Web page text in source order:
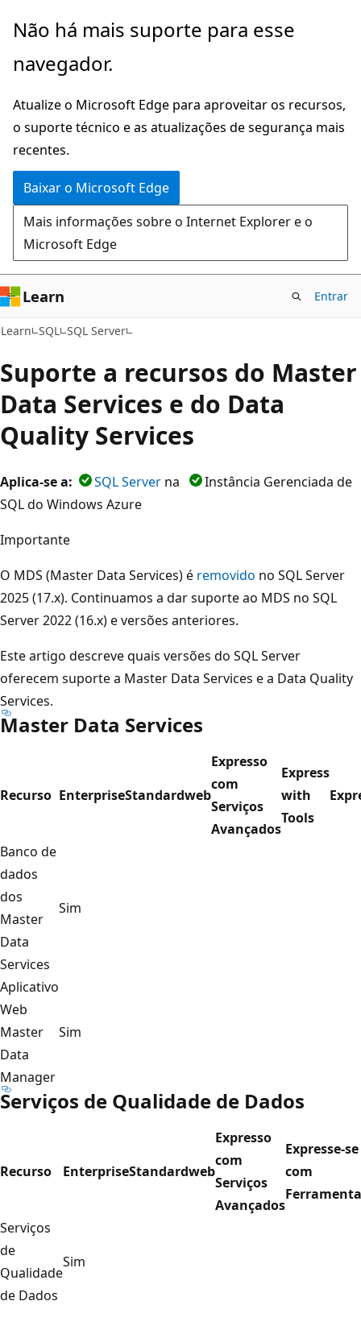
Pular
o
principal
Não há mais suporte para esse
navegador.
Atualize o Microsoft Edge para aproveitar os recursos,
o suporte técnico e as atualizações de segurança mais
recentes.
Baixar o Microsoft Edge
Mais informações sobre o Internet Explorer e o
Microsoft Edge
Learn Entrar
Learn SQL SQL Server
Suporte a recursos do Master
Data Services e do Data
Quality Services
Aplica-se a: SQL Server na
Instância Gerenciada de
SQL do Windows Azure
Importante
O MDS (Master Data Services) é removido no SQL Server
2025 (17.x). Continuamos a dar suporte ao MDS no SQL
Server 2022 (16.x) e versões anteriores.
Este artigo descreve quais versões do SQL Server
oferecem suporte a Master Data Services e a Data Quality
Services.
Master Data Services
Recurso EnterpriseStandardweb
Expresso
com
Serviços
Avançados
Express
with
Tools
Banco de
dados
dos
Master
Data
Services
Sim
Aplicativo
Web
Master
Data
Manager
Sim
Serviços de Qualidade de Dados
Recurso EnterpriseStandardweb
Expresso
com
Serviços
Avançados
Expresse-se
com
Serviços
de
Qualidade
de Dados
Sim